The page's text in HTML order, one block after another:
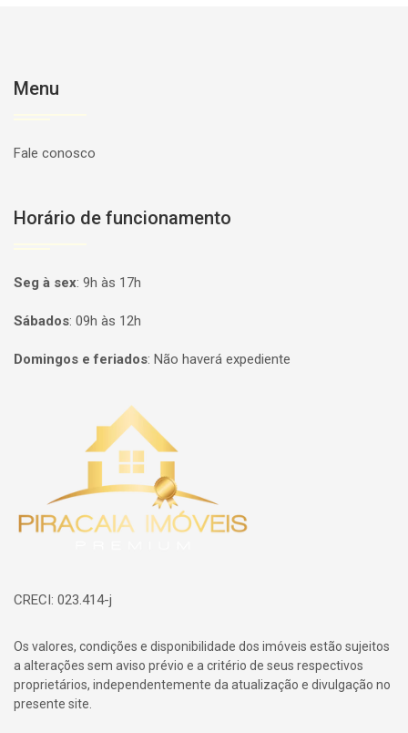
Menu
Fale conosco
Horário de funcionamento
Seg à sex: 9h às 17h
Sábados: 09h às 12h
Domingos e feriados: Não haverá expediente
Página inicial
CRECI: 023.414-j
Os valores, condições e disponibilidade dos imóveis estão sujeitos
a alterações sem aviso prévio e a critério de seus respectivos
proprietários, independentemente da atualização e divulgação no
presente site.